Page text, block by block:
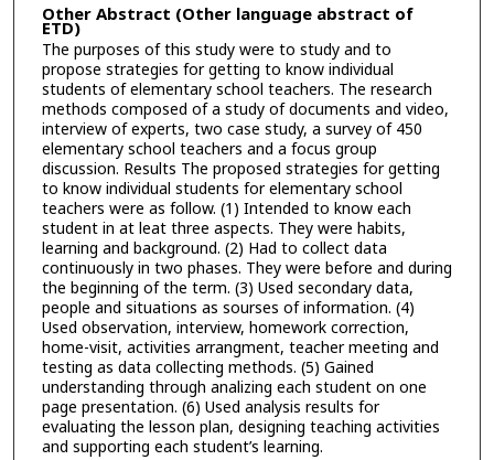
Other Abstract (Other language abstract of
ETD)
The purposes of this study were to study and to
propose strategies for getting to know individual
students of elementary school teachers. The research
methods composed of a study of documents and video,
interview of experts, two case study, a survey of 450
elementary school teachers and a focus group
discussion. Results The proposed strategies for getting
to know individual students for elementary school
teachers were as follow. (1) Intended to know each
student in at leat three aspects. They were habits,
learning and background. (2) Had to collect data
continuously in two phases. They were before and during
the beginning of the term. (3) Used secondary data,
people and situations as sourses of information. (4)
Used observation, interview, homework correction,
home-visit, activities arrangment, teacher meeting and
testing as data collecting methods. (5) Gained
understanding through analizing each student on one
page presentation. (6) Used analysis results for
evaluating the lesson plan, designing teaching activities
and supporting each student’s learning.